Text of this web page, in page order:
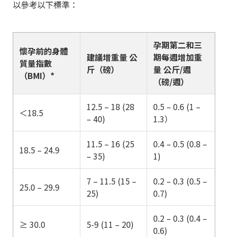
以參考以下標準：
懷孕前的身體
質量指數
（BMI）*
建議增重量 公
斤（磅）
孕期第二和三
期每週增加重
量 公斤/週
（磅/週）
＜18.5
12.5 – 18 (28
– 40)
0.5 – 0.6 (1 –
1.3）
18.5 – 24.9
11.5 – 16 (25
– 35)
0.4 – 0.5 (0.8 –
1)
25.0 – 29.9
7 – 11.5 (15 –
25)
0.2 – 0.3 (0.5 –
0.7)
≥ 30.0 5-9 (11 – 20)
0.2 – 0.3 (0.4 –
0.6)